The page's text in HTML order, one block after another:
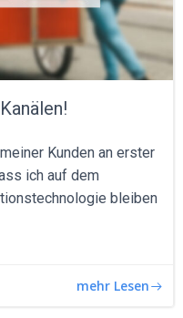
Kunden an erster
ich auf dem
bleiben
mehr Lesen